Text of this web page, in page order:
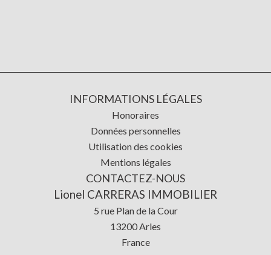
INFORMATIONS LÉGALES
Honoraires
Données personnelles
Utilisation des cookies
Mentions légales
CONTACTEZ-NOUS
Lionel CARRERAS IMMOBILIER
5 rue Plan de la Cour
13200Arles
France